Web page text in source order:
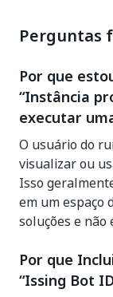
Perguntas
Por que
“Instância
executar
O usuário do
visualizar ou
Isso
em um espaço
soluções e
Por que
“Issing Bot